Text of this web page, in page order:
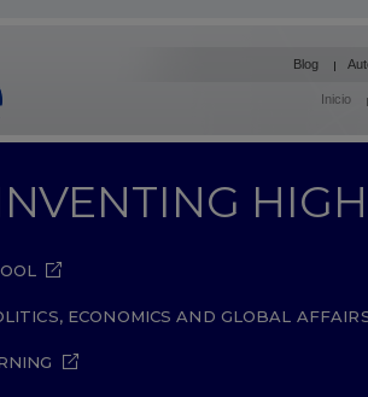
Blog
Inicio
ECONOMICS AND GLOBAL